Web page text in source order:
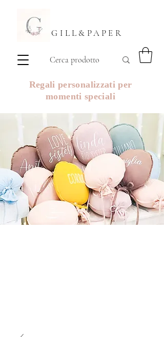
GILL&PAPER
Regali personalizzati per
momenti speciali